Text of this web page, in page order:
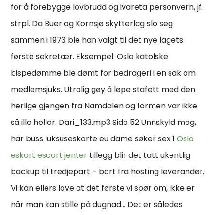
for å forebygge lovbrudd og ivareta personvern, jf.
strpl. Da Buer og Kornsjø skytterlag slo seg
sammen i 1973 ble han valgt til det nye lagets
første sekretær. Eksempel: Oslo katolske
bispedømme ble dømt for bedrageri i en sak om
medlemsjuks. Utrolig gøy å løpe stafett med den
herlige gjengen fra Namdalen og formen var ikke
så ille heller. Dari_133.mp3 Side 52 Unnskyld meg,
har buss luksuseskorte eu dame søker sex 1Oslo
eskort escort jenter tillegg blir det tatt ukentlig
backup til tredjepart – bort fra hosting leverandør.
Vi kan ellers love at det første vi spør om, ikke er
når man kan stille på dugnad… Det er således